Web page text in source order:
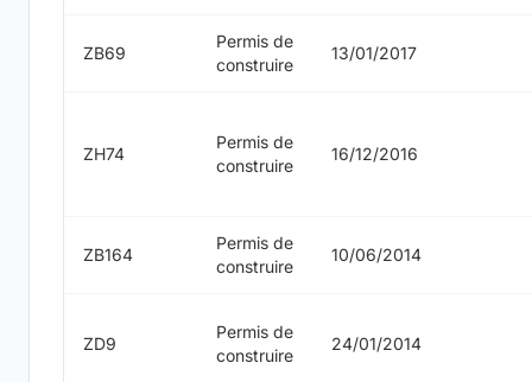
ZB69
Permis de
construire
13/01/2017
ZH74
Permis de
construire
16/12/2016
ZB164
Permis de
construire
10/06/2014
ZD9
Permis de
construire
24/01/2014